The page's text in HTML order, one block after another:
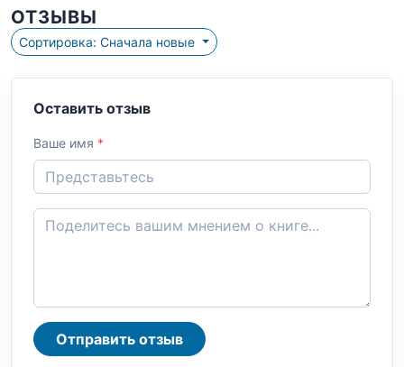
ОТЗЫВЫ
Сортировка: Сначала новые
Оставить отзыв
Ваше имя *
Отправить отзыв